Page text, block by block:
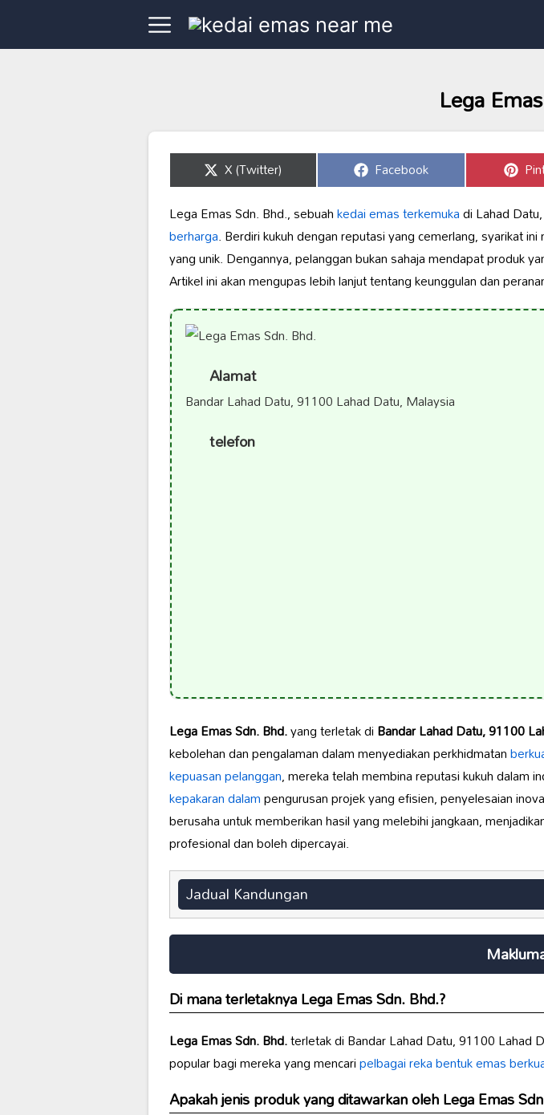
Lega
Share
on
X (Twitter) Share
on
Facebook on
Lega Emas Sdn. Bhd., sebuahkedai emas terkemukadi Lahad
berharga. Berdiri kukuh dengan reputasi yang cemerlang, syarikat
yang unik. Dengannya, pelanggan bukan sahaja mendapat produk
Artikel ini akan mengupas lebih lanjut tentang keunggulan dan
Alamat
Bandar Lahad Datu, 91100 Lahad Datu, Malaysia
telefon
Lega Emas Sdn. Bhd.yang terletak diBandar Lahad Datu, 91100
kebolehan dan pengalaman dalam menyediakan perkhidmatan
kepuasan pelanggan, mereka telah membina reputasi kukuh dalam
kepakaran dalampengurusan projek yang efisien, penyelesaian
berusaha untuk memberikan hasil yang melebihi jangkaan,
profesional dan boleh dipercayai.
Jadual Kandungan
Di mana terletaknyaLega Emas Sdn. Bhd.?
Lega Emas Sdn. Bhd.terletak di Bandar Lahad Datu, 91100 Lahad
popular bagi mereka yang mencaripelbagai reka bentukemas
Apakah jenis produk yang ditawarkan olehLega Emas